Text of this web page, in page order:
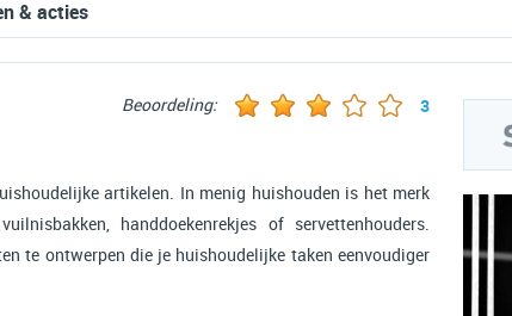
& acties
Beoordeling: 3
artikelen. In menig huishouden is het merk
handdoekenrekjes of servettenhouders.
te ontwerpen die je huishoudelijke taken eenvoudiger